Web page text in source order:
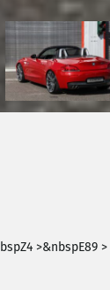
Z4 >&nbspE89 >